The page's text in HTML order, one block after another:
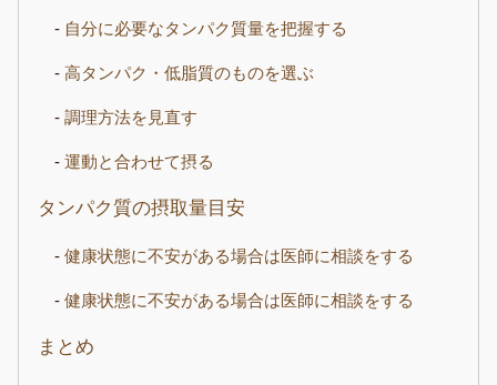
自分に必要なタンパク質量を把握する
高タンパク・低脂質のものを選ぶ
調理方法を見直す
運動と合わせて摂る
タンパク質の摂取量目安
健康状態に不安がある場合は医師に相談をする
健康状態に不安がある場合は医師に相談をする
まとめ